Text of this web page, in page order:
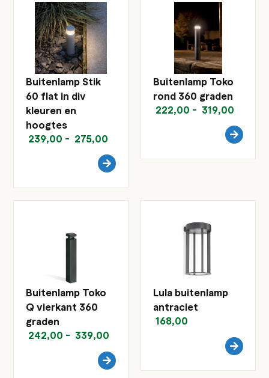
Buitenlamp Stik
60 flat in div
kleuren en
hoogtes
239,00 - 275,00
Buitenlamp Toko
rond 360 graden
222,00 - 319,00
Buitenlamp Toko
Q vierkant 360
graden
242,00 - 339,00
Lula buitenlamp
antraciet
168,00